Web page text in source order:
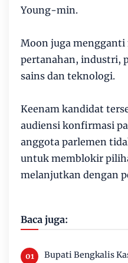
Young-min.
Moon juga
pertanahan, industri,
sains dan teknologi.
Keenam kandidat
audiensi konfirmasi
anggota parlemen
untuk memblokir
melanjutkan dengan
Baca juga:
Bupati Bengkalis